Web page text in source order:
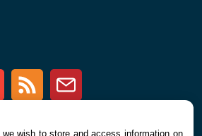
Youtube RSS Newsletter
, we wish to store and access information on